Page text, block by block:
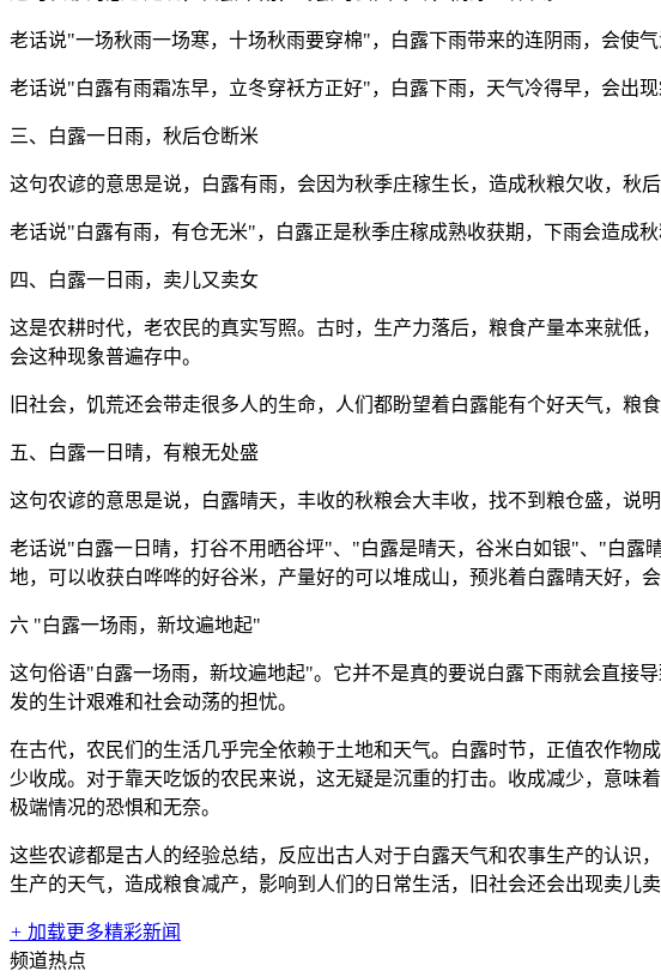
老话说"一场秋雨一场寒，十场秋雨要穿棉"，白露下雨带来的连阴雨，会使
老话说"白露有雨霜冻早，立冬穿袄方正好"，白露下雨，天气冷得早，会出
三、白露一日雨，秋后仓断米
这句农谚的意思是说，白露有雨，会因为秋季庄稼生长，造成秋粮欠收，秋
老话说"白露有雨，有仓无米"，白露正是秋季庄稼成熟收获期，下雨会造成
四、白露一日雨，卖儿又卖女
这是农耕时代，老农民的真实写照。古时，生产力落后，粮食产量本来就低
会这种现象普遍存中。
旧社会，饥荒还会带走很多人的生命，人们都盼望着白露能有个好天气，粮
五、白露一日晴，有粮无处盛
这句农谚的意思是说，白露晴天，丰收的秋粮会大丰收，找不到粮仓盛，说明
老话说"白露一日晴，打谷不用晒谷坪"、"白露是晴天，谷米白如银"、"白露
地，可以收获白哗哗的好谷米，产量好的可以堆成山，预兆着白露晴天好，
六 "白露一场雨，新坟遍地起"
这句俗语"白露一场雨，新坟遍地起"。它并不是真的要说白露下雨就会直接
发的生计艰难和社会动荡的担忧。
在古代，农民们的生活几乎完全依赖于土地和天气。白露时节，正值农作物
少收成。对于靠天吃饭的农民来说，这无疑是沉重的打击。收成减少，意
极端情况的恐惧和无奈。
这些农谚都是古人的经验总结，反应出古人对于白露天气和农事生产的认
生产的天气，造成粮食减产，影响到人们的日常生活，旧社会还会出现卖儿
+ 加载更多精彩新闻
频道热点